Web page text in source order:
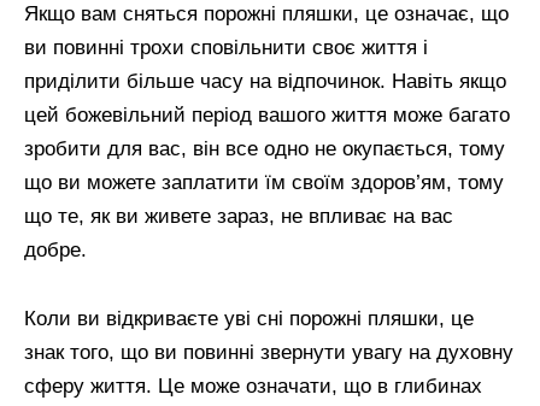
Якщо вам сняться порожні пляшки, це означає, що
ви повинні трохи сповільнити своє життя і
приділити більше часу на відпочинок. Навіть якщо
цей божевільний період вашого життя може багато
зробити для вас, він все одно не окупається, тому
що ви можете заплатити їм своїм здоров’ям, тому
що те, як ви живете зараз, не впливає на вас
добре.
Коли ви відкриваєте уві сні порожні пляшки, це
знак того, що ви повинні звернути увагу на духовну
сферу життя. Це може означати, що в глибинах